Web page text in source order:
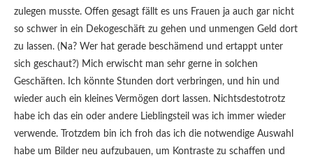
zulegen musste. Offen gesagt fällt es uns Frauen ja auch gar nicht
so schwer in ein Dekogeschäft zu gehen und unmengen Geld dort
zu lassen. (Na? Wer hat gerade beschämend und ertappt unter
sich geschaut?) Mich erwischt man sehr gerne in solchen
Geschäften. Ich könnte Stunden dort verbringen, und hin und
wieder auch ein kleines Vermögen dort lassen. Nichtsdestotrotz
habe ich das ein oder andere Lieblingsteil was ich immer wieder
verwende. Trotzdem bin ich froh das ich die notwendige Auswahl
habe um Bilder neu aufzubauen, um Kontraste zu schaffen und